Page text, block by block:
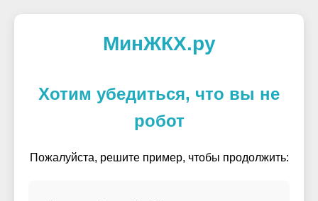
МинЖКХ.ру
Хотим убедиться, что вы не
робот
Пожалуйста, решите пример, чтобы продолжить: